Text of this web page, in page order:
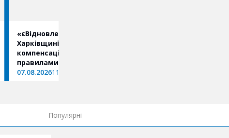
«єВідновлення» на
Харківщині: як отримати
компенсацію за новими
правилами
07.08.202611:45
Популярні